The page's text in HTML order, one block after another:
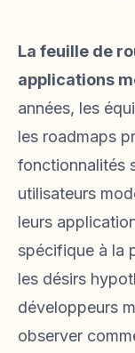
La feuille de
applications
années, les
les roadmaps
fonctionnalités
utilisateurs
leurs
spécifique à la
les désirs
développeurs
observer